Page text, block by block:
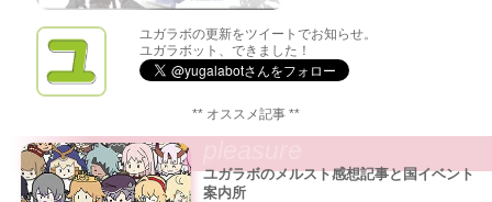
ユガラボの更新をツイートでお知らせ。
ユガラボット、できました！
** オススメ記事 **
ユガラボのメルスト感想記事と国イベント
案内所